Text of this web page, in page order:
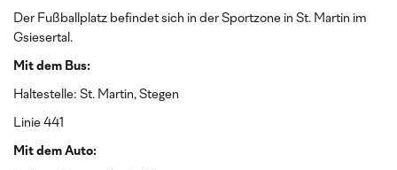
Der Fußballplatz befindet sich in der Sportzone in St. Martin im
Gsiesertal.
Mit dem Bus:
Haltestelle: St. Martin, Stegen
Linie 441
Mit dem Auto: